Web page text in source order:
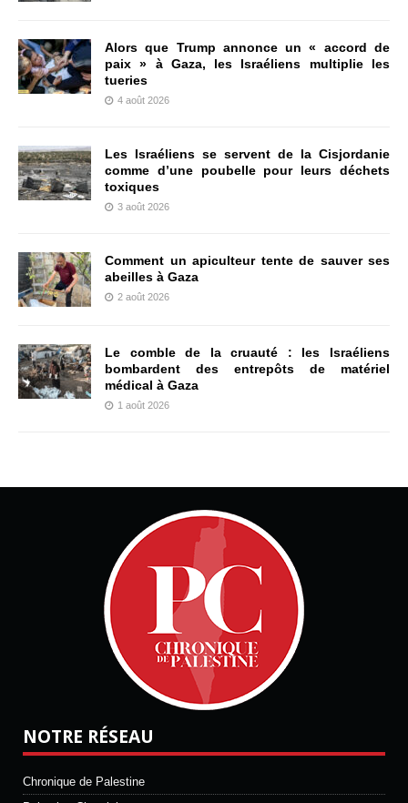
Alors que Trump annonce un « accord de
paix » à Gaza, les Israéliens multiplie les
tueries
4 août 2026
Les Israéliens se servent de la Cisjordanie
comme d’une poubelle pour leurs déchets
toxiques
3 août 2026
Comment un apiculteur tente de sauver ses
abeilles à Gaza
2 août 2026
Le comble de la cruauté : les Israéliens
bombardent des entrepôts de matériel
médical à Gaza
1 août 2026
NOTRE RÉSEAU
Chronique de Palestine